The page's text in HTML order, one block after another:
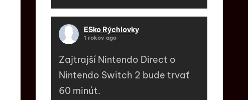
ESko Rýchlovky
1 rokov ago
Zajtrajší Nintendo Direct o
Nintendo Switch 2 bude trvať
60 minút.